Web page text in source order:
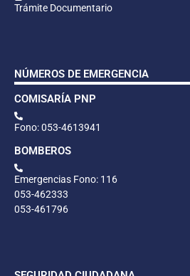
Trámite Documentario
NÚMEROS DE EMERGENCIA
COMISARÍA PNP
Fono: 053-4613941
BOMBEROS
Emergencias Fono: 116
053-462333
053-461796